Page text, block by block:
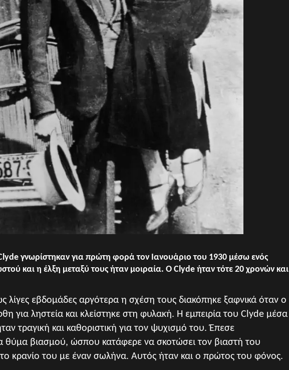
γνωρίστηκαν για πρώτη φορά τον Ιανουάριο του 1930 μέσω ενός
και η έλξη μεταξύ τους ήταν μοιραία. Ο Clyde ήταν τότε 20 χρονών και
λίγες εβδομάδες αργότερα η σχέση τους διακόπηκε ξαφνικά όταν ο
για ληστεία και κλείστηκε στη φυλακή. Η εμπειρία του Clyde μέσα
τραγική και καθοριστική για τον ψυχισμό του. Έπεσε
θύμα βιασμού, ώσπου κατάφερε να σκοτώσει τον βιαστή του
κρανίο του με έναν σωλήνα. Αυτός ήταν και ο πρώτος του φόνος.